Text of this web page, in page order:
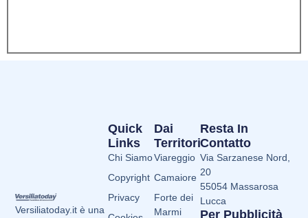
Versiliatoday.it è una
Dai
Territori
Viareggio
Camaiore
Forte dei
Marmi
Quick
Links
Chi Siamo
Copyright
Privacy
Resta In
Contatto
Via Sarzanese Nord,
20
55054 Massarosa
Lucca
Per Pubblicità